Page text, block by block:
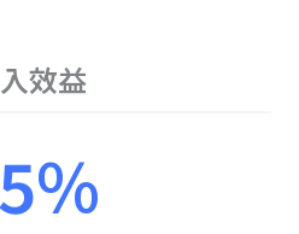
效益